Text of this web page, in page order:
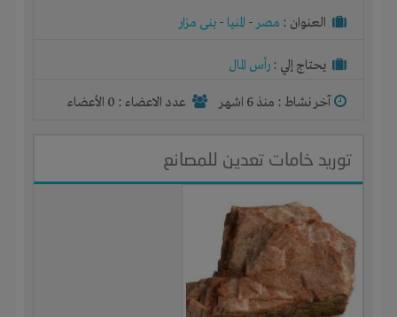
العنوان : مصر- المنيا - بنى مزار
يحتاج إلي : رأس المال
آخر نشاط : منذ 6 اشهر عدد الاعضاء : 0 الأعضاء
توريد خامات تعدين للمصانع